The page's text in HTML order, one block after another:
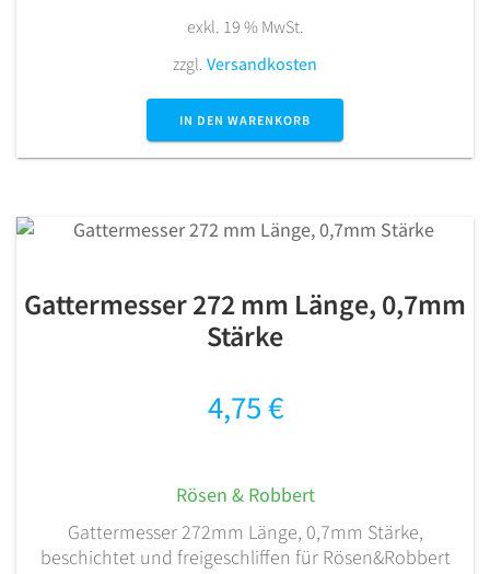
exkl. 19 % MwSt.
zzgl. Versandkosten
IN DEN WARENKORB
Gattermesser 272 mm Länge, 0,7mm
Stärke
4,75€
Rösen & Robbert
Gattermesser 272mm Länge, 0,7mm Stärke,
beschichtet und freigeschliffen für Rösen&Robbert